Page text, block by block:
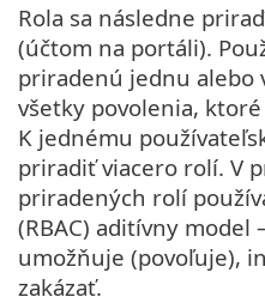
Rola sa následne
(účtom na portáli).
priradenú jednu alebo
všetky povolenia,
K jednému
priradiť viacero rolí. V
priradených rolí
(RBAC) aditívny model
umožňuje (povoľuje),
zakázať.